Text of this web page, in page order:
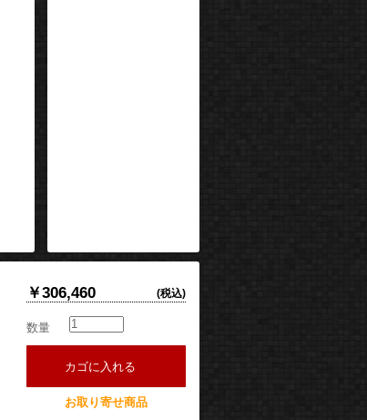
￥306,460 (税込)
数量
カゴに入れる
お取り寄せ商品